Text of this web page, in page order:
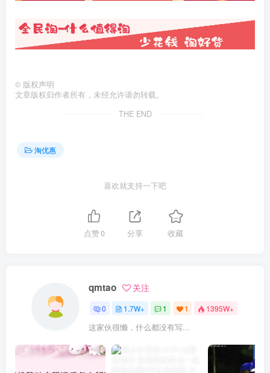
© 版权声明
文章版权归作者所有，未经允许请勿转载。
THE END
淘优惠
喜欢就支持一下吧
点赞0 分享 收藏
qmtao 关注
0 1.7W+ 1 1 1395W+
这家伙很懒，什么都没有写...